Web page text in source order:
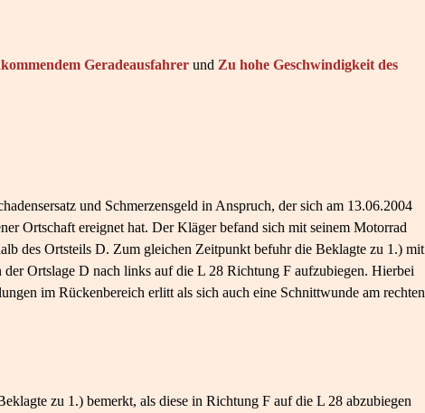
Geradeausfahrer und Zu hohe Geschwindigkeit des
und Schmerzensgeld in Anspruch, der sich am 13.06.2004
Ortschaft ereignet hat. Der Kläger befand sich mit seinem Motorrad
des Ortsteils D. Zum gleichen Zeitpunkt befuhr die Beklagte zu 1.) mit
Ortslage D nach links auf die L 28 Richtung F aufzubiegen. Hierbei
im Rückenbereich erlitt als sich auch eine Schnittwunde am rechten
zu 1.) bemerkt, als diese in Richtung F auf die L 28 abzubiegen